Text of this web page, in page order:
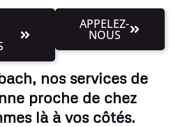
APPELEZ-
NOUS
nos services de
proche de chez
là à vos côtés.